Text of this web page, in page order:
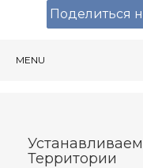
MENU
Территории
Поделиться